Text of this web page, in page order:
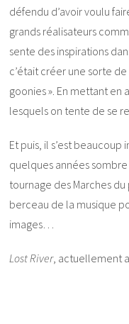
défendu d’avoir voulu
grands réalisateurs
sente des inspirations
c’était créer une sorte
goonies ». En mettant en
lesquels on tente de se
Et puis, il s’est
quelques années sombre
tournage des Marches
berceau de la musique
images…
Lost River, actuellement